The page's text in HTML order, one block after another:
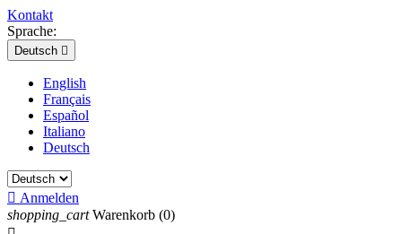
Kontakt
Sprache:
Deutsch 
English
Français
Español
Italiano
Deutsch
 Anmelden
shopping_cart Warenkorb (0)